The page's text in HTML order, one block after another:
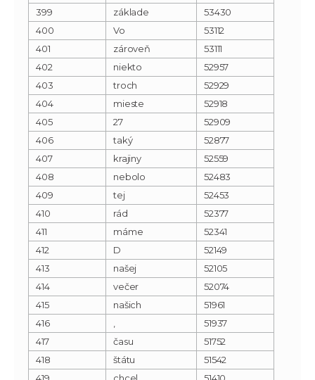
399
základe
53430
400
Vo
53112
401
zároveň
53111
402
niekto
52957
403
troch
52929
404
mieste
52918
405
27
52909
406
taký
52877
407
krajiny
52559
408
nebolo
52483
409
tej
52453
410
rád
52377
411
máme
52341
412
D
52149
413
našej
52105
414
večer
52074
415
našich
51961
416
51937
417
času
51752
418
štátu
51542
419
chcel 51410